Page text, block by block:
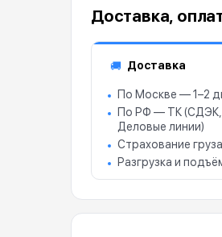
Доставка,
🚚 Доставка
По Москве — 1–2
По РФ — ТК (СДЭК,
Деловые линии)
Страхование груза
Разгрузка и